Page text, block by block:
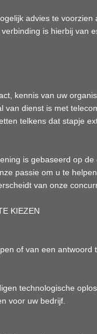
advies te voorzien
is hierbij van
kennis van uw
van dienst is met
telkens dat stapje
is gebaseerd op
passie om u te
van onze
KIEZEN
of van een antwoord
technologische
voor uw bedrijf.